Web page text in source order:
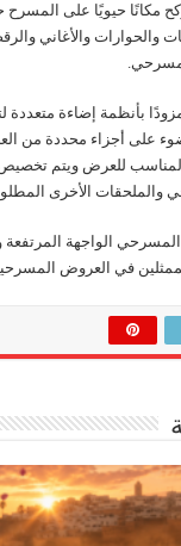
مكانًا حيويًا على
والحوارات والأغاني
بأنظمة إضاءة
على أجزاء محددة من
للعرض ويتم
والملحقات الأخرى
المسرحي الواجهة
في العروض